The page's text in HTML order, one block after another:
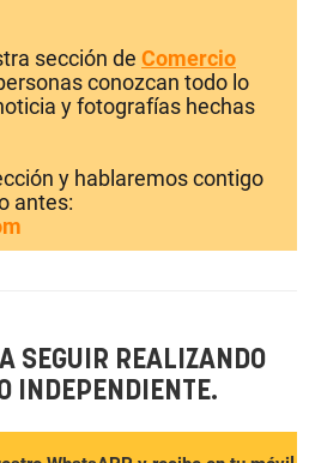
sección de Comercio
conozcan todo lo
y fotografías hechas
y hablaremos contigo
antes:
SEGUIR REALIZANDO
INDEPENDIENTE.